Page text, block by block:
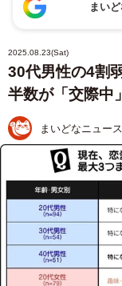
まい
2025.08.23(Sat)
30代男性の4割
半数が「交際
まいどなニュー